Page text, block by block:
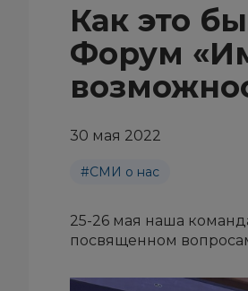
Как это
Форум
30 мая 2022
#СМИ о нас
25-26 мая наша
посвященном